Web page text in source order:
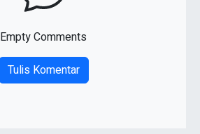
Empty Comments
Tulis Komentar